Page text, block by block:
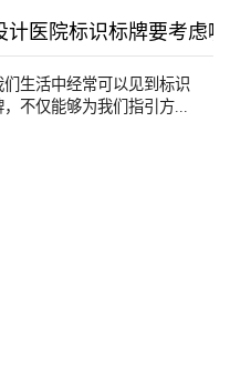
计医院标识标牌要考虑
们生活中经常可以见到标识
，不仅能够为我们指引方...
量